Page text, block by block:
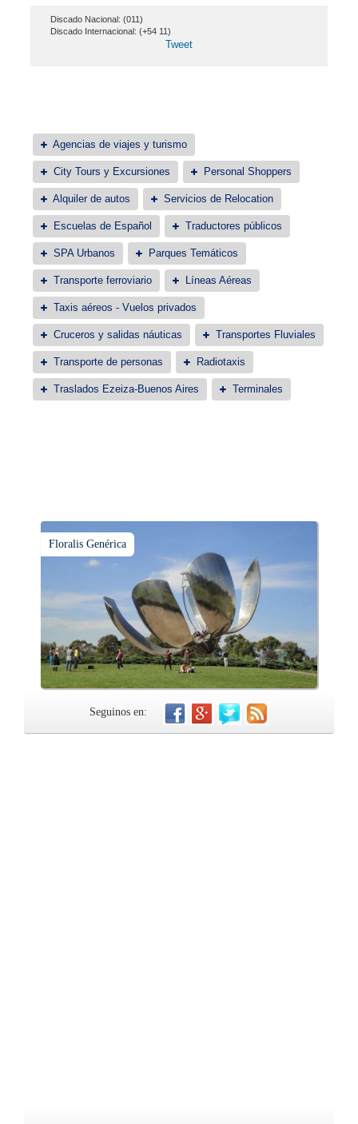
Discado Nacional: (011)
Discado Internacional: (+54 11)
Tweet
Agencias de viajes y turismo
City Tours y Excursiones Personal Shoppers
Alquiler de autos Servicios de Relocation
Escuelas de Español Traductores públicos
SPA Urbanos Parques Temáticos
Transporte ferroviario Líneas Aéreas
Taxis aéreos - Vuelos privados
Cruceros y salidas náuticas Transportes Fluviales
Transporte de personas Radiotaxis
Traslados Ezeiza-Buenos Aires Terminales
Floralis Genérica
Seguinos en: